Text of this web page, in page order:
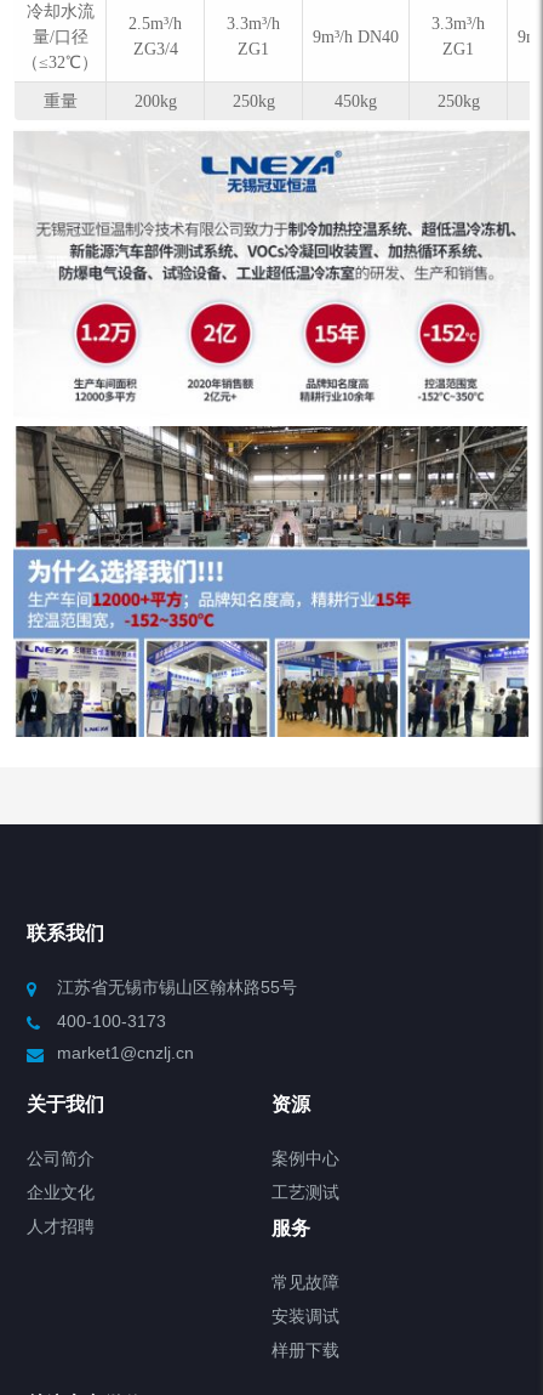
冷却水流
量/口径
（≤32℃）
2.5m³/h
ZG3/4
3.3m³/h
ZG1
9m³/h DN40
3.3m³/h
ZG1
重量 200kg 250kg 450kg 250kg
联系我们
江苏省无锡市锡山区翰林路55号
400-100-3173
market1@cnzlj.cn
关于我们
公司简介
企业文化
人才招聘
资源
案例中心
工艺测试
服务
常见故障
安装调试
样册下载